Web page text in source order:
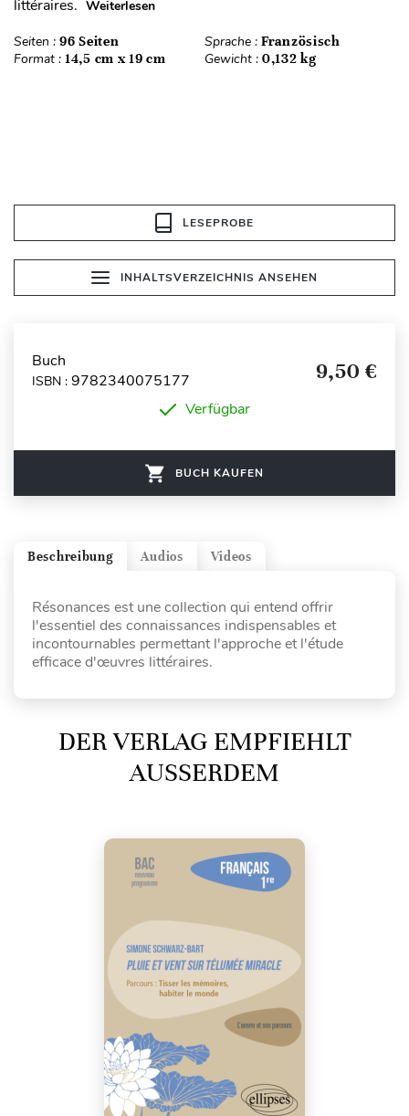
littéraires. Weiterlesen
Seiten : 96 Seiten Sprache : Französisch
Format : 14,5 cm x 19 cm Gewicht : 0,132 kg
LESEPROBE
INHALTSVERZEICHNIS ANSEHEN
Buch
ISBN : 9782340075177 9,50 €
Verfügbar
BUCH KAUFEN
Videos
Audios
Beschreibung
Résonances est une collection qui entend offrir
l'essentiel des connaissances indispensables et
incontournables permettant l'approche et l'étude
efficace d'œuvres littéraires.
DER VERLAG EMPFIEHLT
AUSSERDEM